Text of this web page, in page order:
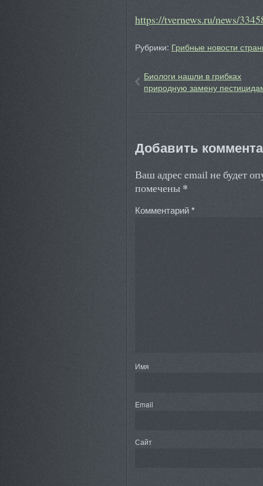
https://tvernews.ru/news/
Рубрики: Грибные новости
Биологи нашли в грибках
природную замену
Добавить
Ваш адрес email не будет
помечены *
Комментарий*
Имя
Email
Сайт